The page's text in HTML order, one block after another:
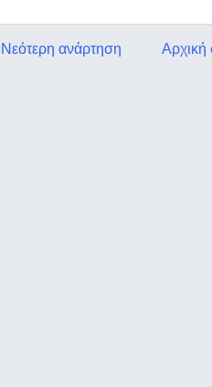
Νεότερη ανάρτηση Αρχική